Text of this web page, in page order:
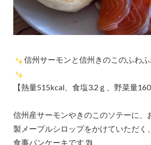
信州サーモンと信州きのこのふわ
【熱量515kcal、食塩3.2ｇ、野菜量
信州産サーモンやきのこのソテーに、
製メープルシロップをかけていただく
食事パンケーキです